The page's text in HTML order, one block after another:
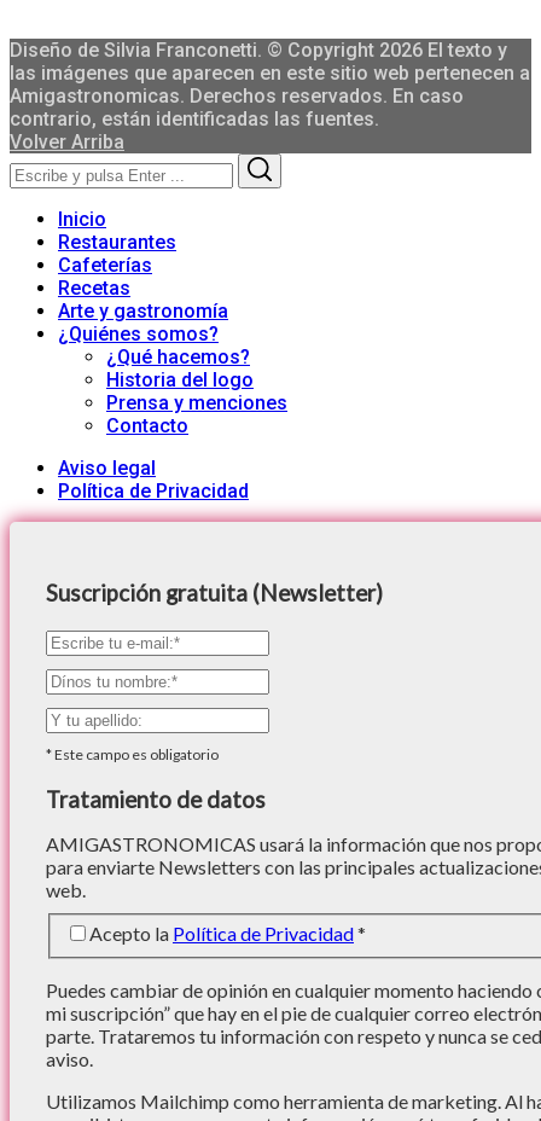
Diseño de Silvia Franconetti. © Copyright 2026 El texto y
las imágenes que aparecen en este sitio web pertenecen a
Amigastronomicas. Derechos reservados. En caso
contrario, están identificadas las fuentes.
Volver Arriba
Search
for:
Inicio
Restaurantes
Cafeterías
Recetas
Arte y gastronomía
¿Quiénes somos?
¿Qué hacemos?
Historia del logo
Prensa y menciones
Contacto
Aviso legal
Política de Privacidad
Suscripción gratuita (Newsletter)
*Este campo es obligatorio
Tratamiento de datos
AMIGASTRONOMICAS usará la información que nos
para enviarte Newsletters con las principales
web.
Acepto la Política de Privacidad*
Puedes cambiar de opinión en cualquier momento haciendo
mi suscripción” que hay en el pie de cualquier correo
parte. Trataremos tu información con respeto y nunca se
aviso.
Utilizamos Mailchimp como herramienta de marketing. Al